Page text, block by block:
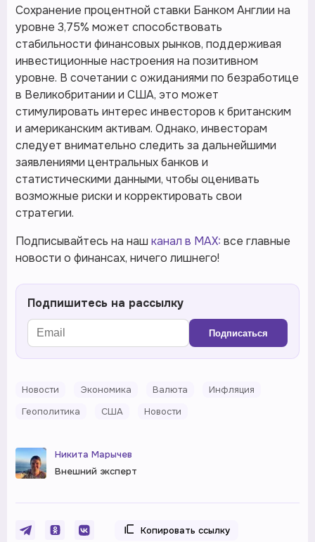
Сохранение процентной ставки Банком Англии на
уровне 3,75% может способствовать
стабильности финансовых рынков, поддерживая
инвестиционные настроения на позитивном
уровне. В сочетании с ожиданиями по безработице
в Великобритании и США, это может
стимулировать интерес инвесторов к британским
и американским активам. Однако, инвесторам
следует внимательно следить за дальнейшими
заявлениями центральных банков и
статистическими данными, чтобы оценивать
возможные риски и корректировать свои
стратегии.
Подписывайтесь на наш канал в MAX: все главные
новости о финансах, ничего лишнего!
Подпишитесь на рассылку
Подписаться
Новости Экономика Валюта
Инфляция
Геополитика
США Новости
Никита Марычев
Внешний эксперт
Копировать ссылку